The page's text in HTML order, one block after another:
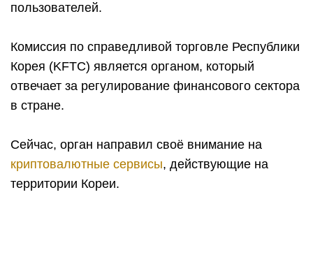
пользователей.
Комиссия по справедливой торговле Республики
Корея (KFTC) является органом, который
отвечает за регулирование финансового сектора
в стране.
Сейчас, орган направил своё внимание на
криптовалютные сервисы, действующие на
территории Кореи.